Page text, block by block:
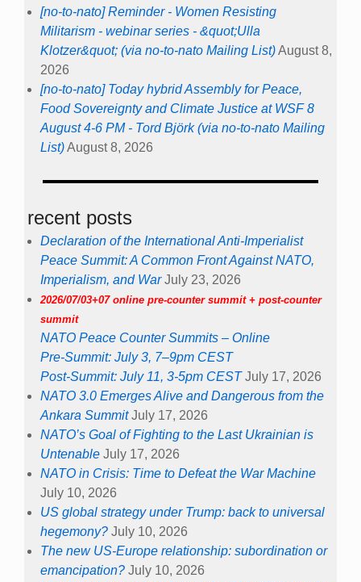
[no-to-nato] Reminder - Women Resisting
Militarism - webinar series - &quot;Ulla
Klotzer&quot; (via no-to-nato Mailing List)August 8,
2026
[no-to-nato] Today hybrid Assembly for Peace,
Food Sovereignty and Climate Justice at WSF 8
August 4-6 PM - Tord Björk (via no-to-nato Mailing
List)August 8, 2026
recent posts
Declaration of the International Anti-Imperialist
Peace Summit: A Common Front Against NATO,
Imperialism, and War July 23, 2026
2026/07/03+07 online pre-counter summit + post-counter
summit
NATO Peace Counter Summits – Online
Pre-Summit: July 3, 7–9pm CEST
Post-Summit: July 11, 3-5pm CEST July 17, 2026
NATO 3.0 Emerges Alive and Dangerous from the
Ankara Summit July 17, 2026
NATO’s Goal of Fighting to the Last Ukrainian is
Untenable July 17, 2026
NATO in Crisis: Time to Defeat the War Machine
July 10, 2026
US global strategy under Trump: back to universal
hegemony? July 10, 2026
The new US-Europe relationship: subordination or
emancipation? July 10, 2026